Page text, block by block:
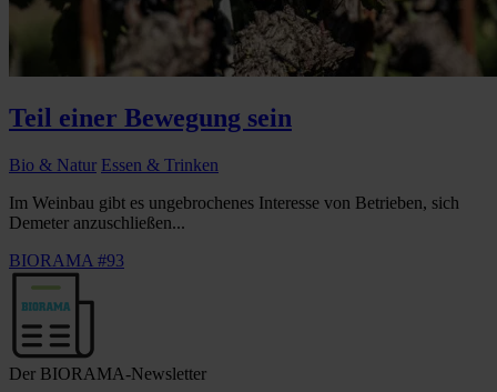
Teil einer Bewegung sein
Bio & Natur Essen & Trinken
Im Weinbau gibt es ungebrochenes Interesse von Betrieben, sich
Demeter anzuschließen...
BIORAMA #93
Der BIORAMA-Newsletter